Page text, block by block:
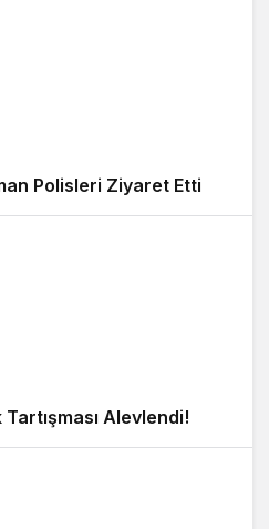
Polisleri Ziyaret Etti
Alevlendi!